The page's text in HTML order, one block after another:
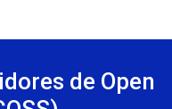
de Open